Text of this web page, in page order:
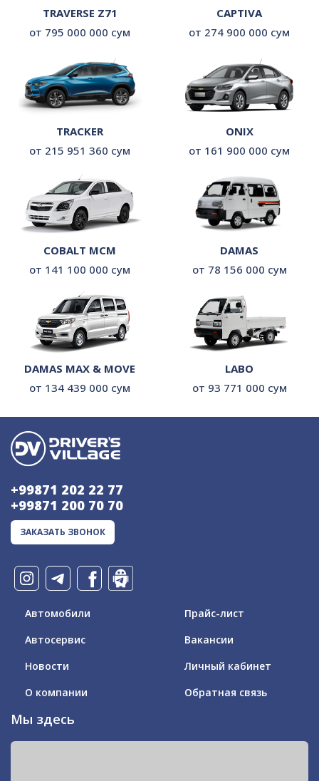
TRAVERSE Z71
от 795 000 000 сум
CAPTIVA
от 274 900 000 сум
TRACKER
от 215 951 360 сум
ONIX
от 161 900 000 сум
COBALT MCM
от 141 100 000 сум
DAMAS
от 78 156 000 сум
DAMAS MAX & MOVE
от 134 439 000 сум
LABO
от 93 771 000 сум
+99871 202 22 77
+99871 200 70 70
ЗАКАЗАТЬ ЗВОНОК
Автомобили
Автосервис
Новости
О компании
Прайс-лист
Вакансии
Личный кабинет
Обратная связь
Мы здесь